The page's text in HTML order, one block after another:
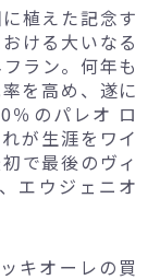
植えた記念す
ける大いなる
ラン。何年も
を高め、遂に
％のパレオ ロ
が生涯をワイ
で最後のヴィ
エウジェニオ
キオーレの買